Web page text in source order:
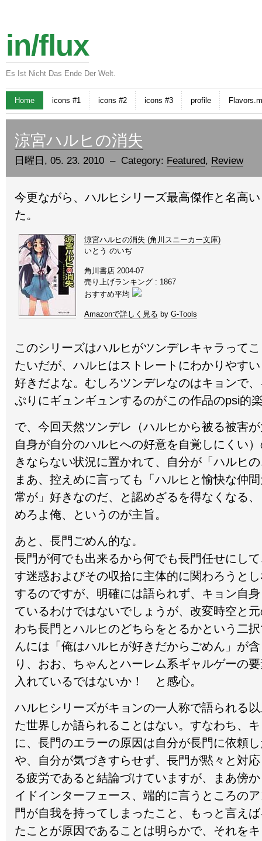
in/flux
Es Ist Nicht Das Ende Der Welt.
Home icons #1 icons #2 icons #3 profile
涼宮ハルヒの消失
日曜日, 05. 23. 2010 – Category: Featured, Review
今更ながら、ハルヒシリーズ最高傑作と名高
た。
涼宮ハルヒの消失 (角川スニーカー文庫)
いとう のいぢ
角川書店 2004-07
売り上げランキング : 1867
おすすめ平均
Amazonで詳しく見る by G-Tools
このシリーズはハルヒがツンデレキャラって
たいだが、ハルヒはストレートにわかりやす
好きだよな。むしろツンデレなのはキョンで
ぷりにギュンギュンするのがこの作品のpsi的
で、今回天然ツンデレ（ハルヒから被る被害
自身が自分のハルヒへの好意を自覚しにくい
きならない状況に置かれて、自分が「ハルヒ
まあ、控えめに言っても「ハルヒと愉快な仲
常が」好きなのだ、と認めざるを得なくなる
めろよ俺、というのが主旨。
あと、長門ごめん的な。
長門が何でも出来るから何でも長門任せにし
す迷惑およびその収拾に主体的に関わろうと
するのですが、明確には語られず、キョン自
ているわけではないでしょうが、改変時空と
わち長門とハルヒのどちらをとるかという二
んには「俺はハルヒが好きだからごめん」が
り、おお、ちゃんとハーレム系ギャルゲーの
入れているではないか！ と感心。
ハルヒシリーズがキョンの一人称で語られる
た世界しか語られることはない。すなわち、
に、長門のエラーの原因は自分が長門に依頼
や、自分が気づきすらせず、長門が黙々と対
る疲労であると結論づけていますが、まあ傍
イドインターフェース、端的に言うところの
門が自我を持ってしまったこと、もっと言え
たことが原因であることは明らかで、それを